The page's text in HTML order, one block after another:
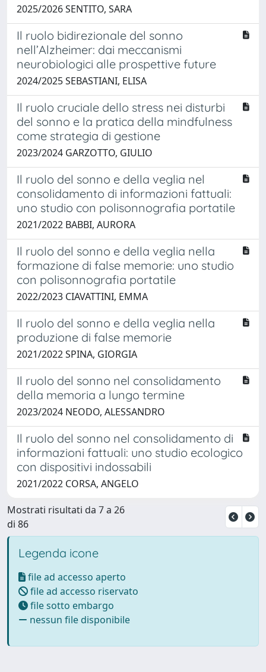
2025/2026 SENTITO, SARA
Il ruolo bidirezionale del sonno
nell’Alzheimer: dai meccanismi
neurobiologici alle prospettive future
2024/2025 SEBASTIANI, ELISA
Il ruolo cruciale dello stress nei disturbi
del sonno e la pratica della mindfulness
come strategia di gestione
2023/2024 GARZOTTO, GIULIO
Il ruolo del sonno e della veglia nel
consolidamento di informazioni fattuali:
uno studio con polisonnografia portatile
2021/2022 BABBI, AURORA
Il ruolo del sonno e della veglia nella
formazione di false memorie: uno studio
con polisonnografia portatile
2022/2023 CIAVATTINI, EMMA
Il ruolo del sonno e della veglia nella
produzione di false memorie
2021/2022 SPINA, GIORGIA
Il ruolo del sonno nel consolidamento
della memoria a lungo termine
2023/2024 NEODO, ALESSANDRO
Il ruolo del sonno nel consolidamento di
informazioni fattuali: uno studio ecologico
con dispositivi indossabili
2021/2022 CORSA, ANGELO
Mostrati risultati da 7 a 26
di 86
Legenda icone
file ad accesso aperto
file ad accesso riservato
file sotto embargo
nessun file disponibile